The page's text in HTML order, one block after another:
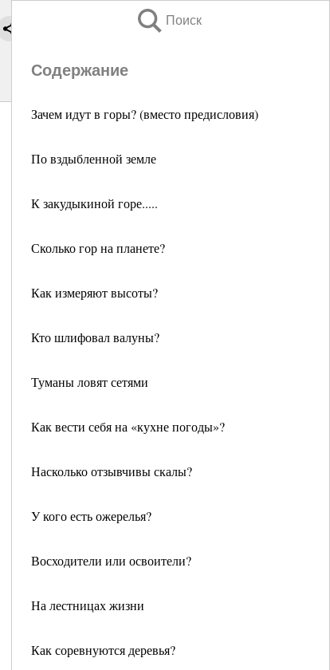
Поиск
Содержание
Зачем идут в горы? (вместо предисловия)
По вздыбленной земле
К закудыкиной горе.....
Сколько гор на планете?
Как измеряют высоты?
Кто шлифовал валуны?
Туманы ловят сетями
Как вести себя на «кухне погоды»?
Насколько отзывчивы скалы?
У кого есть ожерелья?
Восходители или освоители?
На лестницах жизни
Как соревнуются деревья?